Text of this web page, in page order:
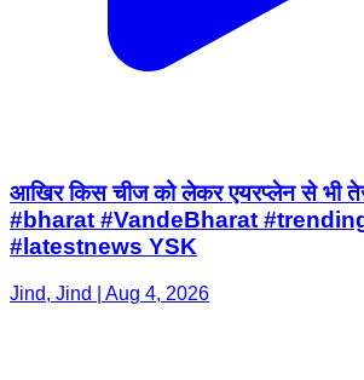
आखिर किस चीज को लेकर एयरप्लेन से भी
#bharat #VandeBharat
#latestnews YSK
Jind, Jind | Aug 4, 2026